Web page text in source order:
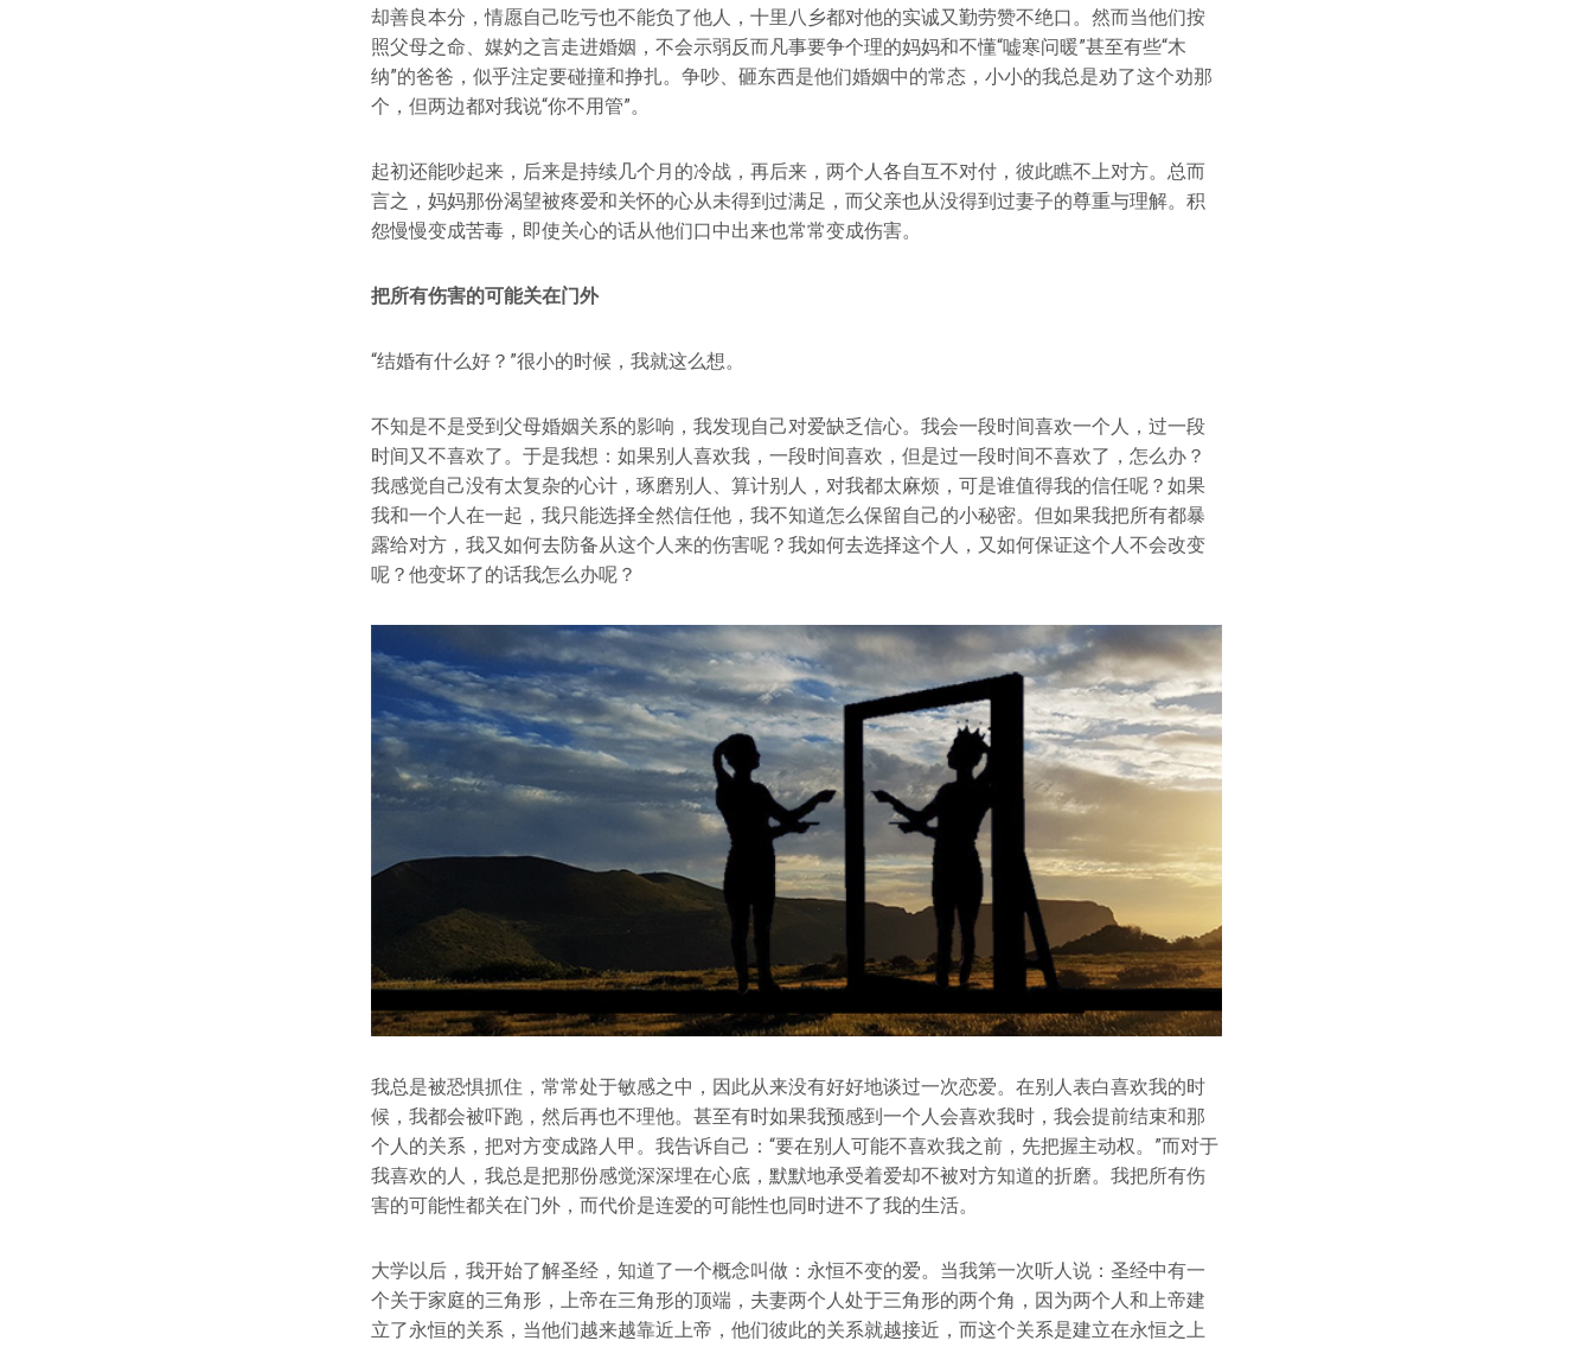
却善良本分，情愿自己吃亏也不能负了他人，十里八乡都对他的实诚又勤劳赞不绝口。然而当他们按
照父母之命、媒妁之言走进婚姻，不会示弱反而凡事要争个理的妈妈和不懂“嘘寒问暖”甚至有些“木
纳”的爸爸，似乎注定要碰撞和挣扎。争吵、砸东西是他们婚姻中的常态，小小的我总是劝了这个劝那
个，但两边都对我说“你不用管”。
起初还能吵起来，后来是持续几个月的冷战，再后来，两个人各自互不对付，彼此瞧不上对方。总而
言之，妈妈那份渴望被疼爱和关怀的心从未得到过满足，而父亲也从没得到过妻子的尊重与理解。积
怨慢慢变成苦毒，即使关心的话从他们口中出来也常常变成伤害。
把所有伤害的可能关在门外
“结婚有什么好？”很小的时候，我就这么想。
不知是不是受到父母婚姻关系的影响，我发现自己对爱缺乏信心。我会一段时间喜欢一个人，过一段
时间又不喜欢了。于是我想：如果别人喜欢我，一段时间喜欢，但是过一段时间不喜欢了，怎么办？
我感觉自己没有太复杂的心计，琢磨别人、算计别人，对我都太麻烦，可是谁值得我的信任呢？如果
我和一个人在一起，我只能选择全然信任他，我不知道怎么保留自己的小秘密。但如果我把所有都暴
露给对方，我又如何去防备从这个人来的伤害呢？我如何去选择这个人，又如何保证这个人不会改变
呢？他变坏了的话我怎么办呢？
我总是被恐惧抓住，常常处于敏感之中，因此从来没有好好地谈过一次恋爱。在别人表白喜欢我的时
候，我都会被吓跑，然后再也不理他。甚至有时如果我预感到一个人会喜欢我时，我会提前结束和那
个人的关系，把对方变成路人甲。我告诉自己：“要在别人可能不喜欢我之前，先把握主动权。”而对于
我喜欢的人，我总是把那份感觉深深埋在心底，默默地承受着爱却不被对方知道的折磨。我把所有伤
害的可能性都关在门外，而代价是连爱的可能性也同时进不了我的生活。
大学以后，我开始了解圣经，知道了一个概念叫做：永恒不变的爱。当我第一次听人说：圣经中有一
个关于家庭的三角形，上帝在三角形的顶端，夫妻两个人处于三角形的两个角，因为两个人和上帝建
立了永恒的关系，当他们越来越靠近上帝，他们彼此的关系就越接近，而这个关系是建立在永恒之上